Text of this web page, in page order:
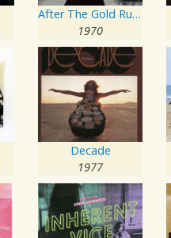
After The Gold Rush
1970
Decade
1977